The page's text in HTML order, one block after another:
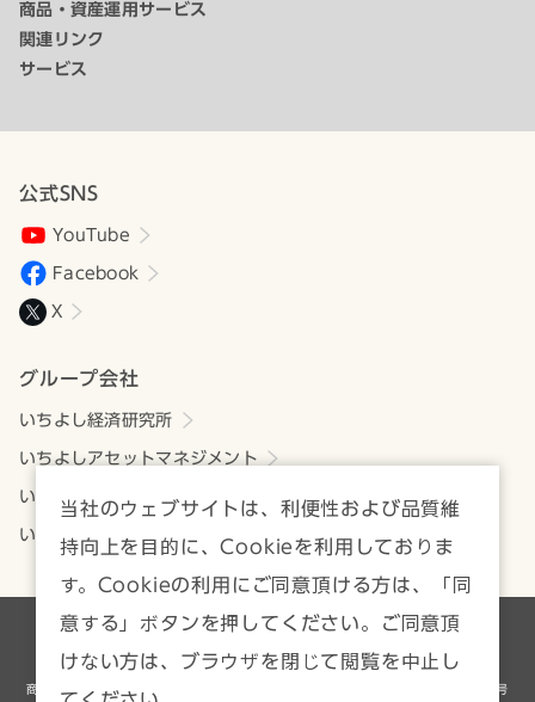
商品・資産運用サービス
関連リンク
サービス
公式SNS
YouTube
Facebook
X
グループ会社
いちよし経済研究所
いちよしアセットマネジメント
いちよしビジネスサービス
いちよしIFA
各種方針・注意事項一覧 サイトマップ
商号等／いちよし証券株式会社 金融商品取引業者 関東財務局長（金商）第24号
当社のウェブサイトは、利便性および品質維
持向上を目的に、Cookieを利用しておりま
す。Cookieの利用にご同意頂ける方は、「同
意する」ボタンを押してください。ご同意頂
けない方は、ブラウザを閉じて閲覧を中止し